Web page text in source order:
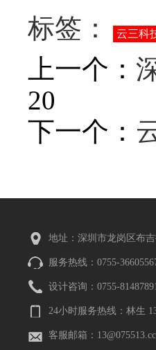
标签： 云三科
上一个：
20
下一个：
地址：深圳市龙岗区布
服务热线：0755-
设计咨询：0755-
24小时服务热线：林生
客服邮箱：13@075513.cc